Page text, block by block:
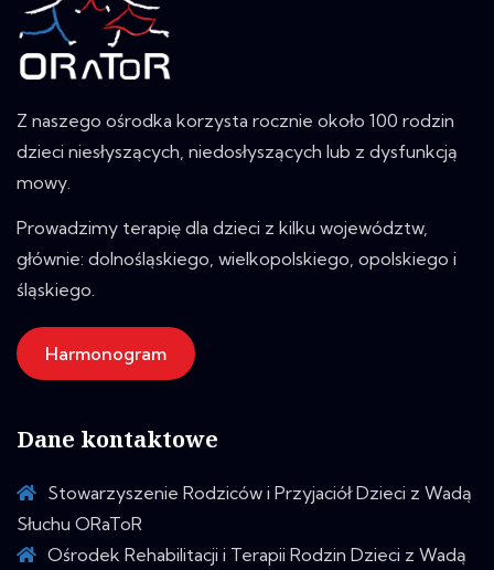
Z naszego ośrodka korzysta rocznie około 100 rodzin
dzieci niesłyszących, niedosłyszących lub z dysfunkcją
mowy.
Prowadzimy terapię dla dzieci z kilku województw,
głównie: dolnośląskiego, wielkopolskiego, opolskiego i
śląskiego.
Harmonogram
Dane kontaktowe
Stowarzyszenie Rodziców i Przyjaciół Dzieci z Wadą
Słuchu ORaToR
Ośrodek Rehabilitacji i Terapii Rodzin Dzieci z Wadą